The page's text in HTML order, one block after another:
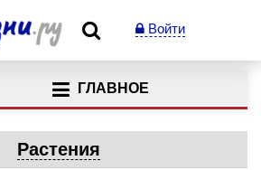
Войти
ГЛАВНОЕ
Растения